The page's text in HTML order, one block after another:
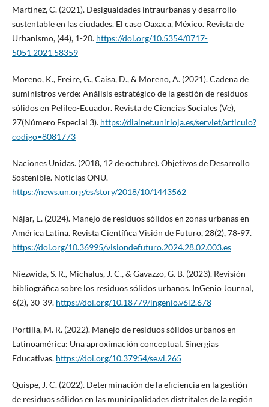
Martínez, C. (2021). Desigualdades intraurbanas y desarrollo
sustentable en las ciudades. El caso Oaxaca, México. Revista de
Urbanismo, (44), 1-20. https://doi.org/10.5354/0717-
5051.2021.58359
Moreno, K., Freire, G., Caisa, D., & Moreno, A. (2021). Cadena de
suministros verde: Análisis estratégico de la gestión de residuos
sólidos en Pelileo-Ecuador. Revista de Ciencias Sociales (Ve),
27(Número Especial 3). https://dialnet.unirioja.es/servlet/articulo?
codigo=8081773
Naciones Unidas. (2018, 12 de octubre). Objetivos de Desarrollo
Sostenible. Noticias ONU.
https://news.un.org/es/story/2018/10/1443562
Nájar, E. (2024). Manejo de residuos sólidos en zonas urbanas en
América Latina. Revista Científica Visión de Futuro, 28(2), 78-97.
https://doi.org/10.36995/visiondefuturo.2024.28.02.003.es
Niezwida, S. R., Michalus, J. C., & Gavazzo, G. B. (2023). Revisión
bibliográfica sobre los residuos sólidos urbanos. InGenio Journal,
6(2), 30-39. https://doi.org/10.18779/ingenio.v6i2.678
Portilla, M. R. (2022). Manejo de residuos sólidos urbanos en
Latinoamérica: Una aproximación conceptual. Sinergias
Educativas. https://doi.org/10.37954/se.vi.265
Quispe, J. C. (2022). Determinación de la eficiencia en la gestión
de residuos sólidos en las municipalidades distritales de la región